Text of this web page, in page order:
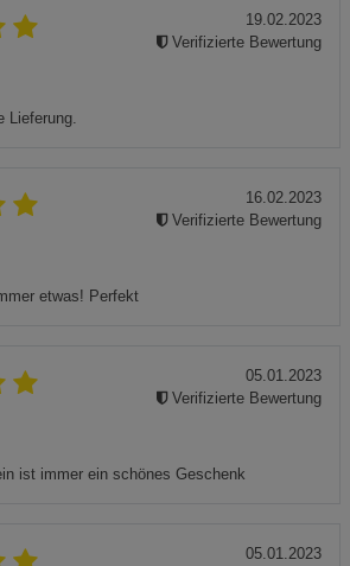
Lieferung.
19.02.2023
Verifizierte Bewertung
etwas! Perfekt
16.02.2023
Verifizierte Bewertung
ist immer ein schönes Geschenk
05.01.2023
Verifizierte Bewertung
05.01.2023